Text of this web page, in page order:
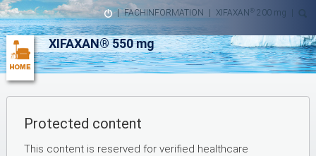
| FACHINFORMATION XIFAXAN ® 200 mg
XIFAXAN® 550 mg
Protected content
This content is reserved for verified healthcare